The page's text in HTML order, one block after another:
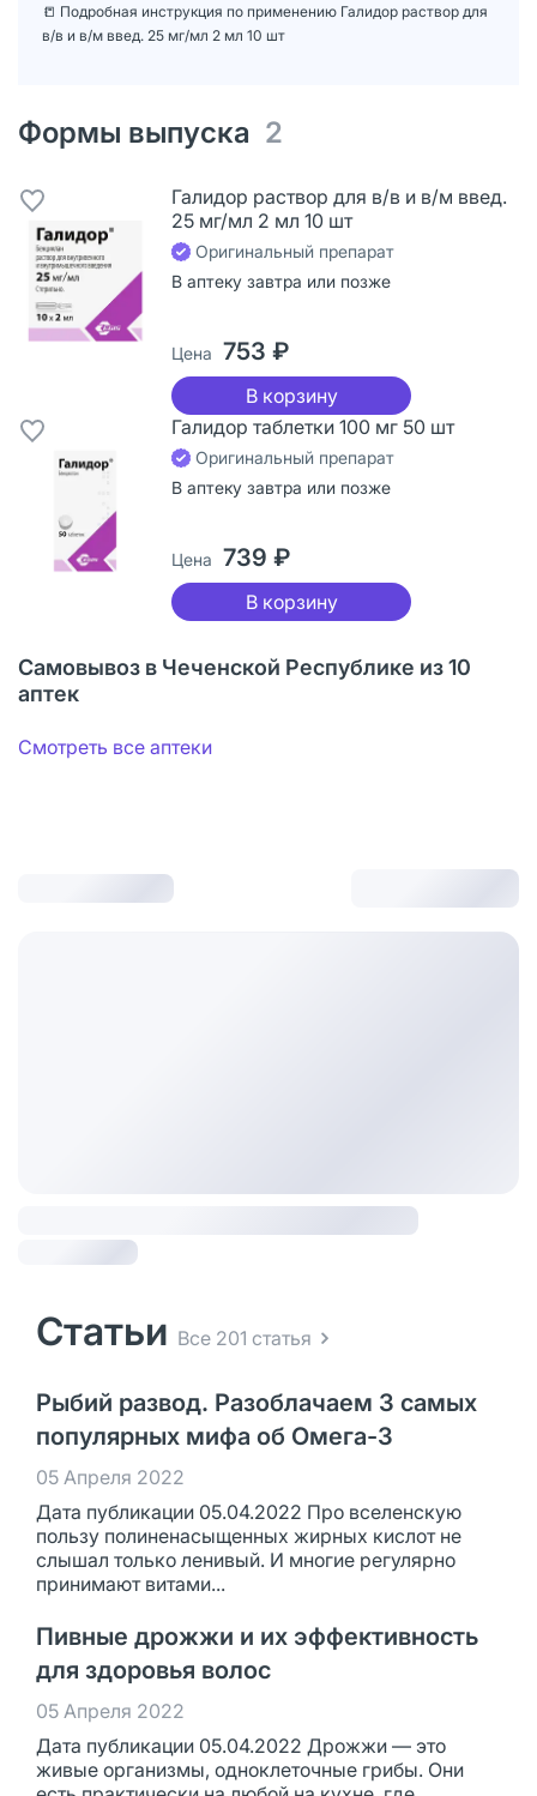
📒 Подробная инструкция по применению Галидор раствор для
в/в и в/м введ. 25 мг/мл 2 мл 10 шт
Формы выпуска 2
Галидор раствор для в/в и в/м введ.
25 мг/мл 2 мл 10 шт
Оригинальный препарат
В аптеку завтра или позже
Цена 753 ₽
В корзину
Галидор таблетки 100 мг 50 шт
Оригинальный препарат
В аптеку завтра или позже
Цена 739 ₽
В корзину
Самовывоз в Чеченской Республике из 10
аптек
Смотреть все аптеки
Статьи Все 201 статья
Рыбий развод. Разоблачаем 3 самых
популярных мифа об Омега-3
05 Апреля 2022
Дата публикации 05.04.2022 Про вселенскую
пользу полиненасыщенных жирных кислот не
слышал только ленивый. И многие регулярно
принимают витами...
Пивные дрожжи и их эффективность
для здоровья волос
05 Апреля 2022
Дата публикации 05.04.2022 Дрожжи — это
живые организмы, одноклеточные грибы. Они